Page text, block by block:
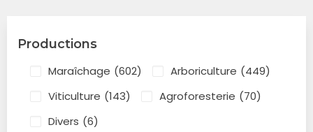
Productions
Maraîchage (602) Arboriculture (449)
Viticulture (143) Agroforesterie (70)
Divers (6)